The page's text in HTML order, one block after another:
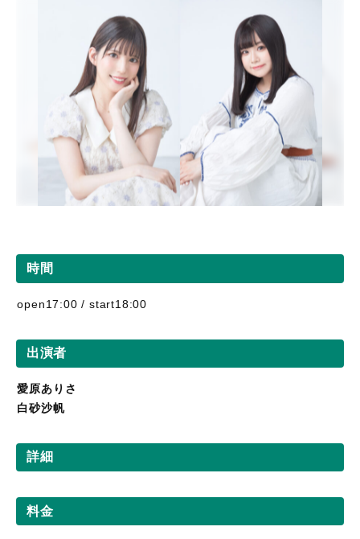
時間
open17:00 / start18:00
出演者
愛原ありさ
白砂沙帆
詳細
料金